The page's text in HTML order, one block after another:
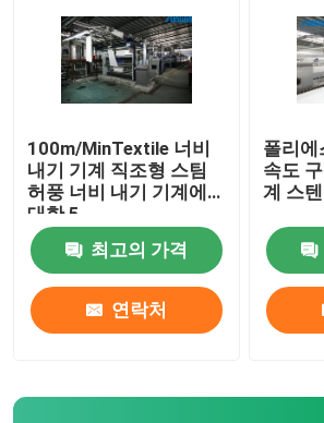
100m/MinTextile 너비
내기 기계 직조형 스팀
허풍 너비 내기 기계에
대한 5
최고의 가격
연락처
폴리에
속도
계 스